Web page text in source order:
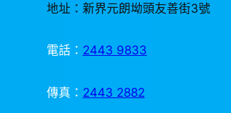
地址：新界元朗坳頭友善街3號
電話： 2443 9833
傳真： 2443 2882